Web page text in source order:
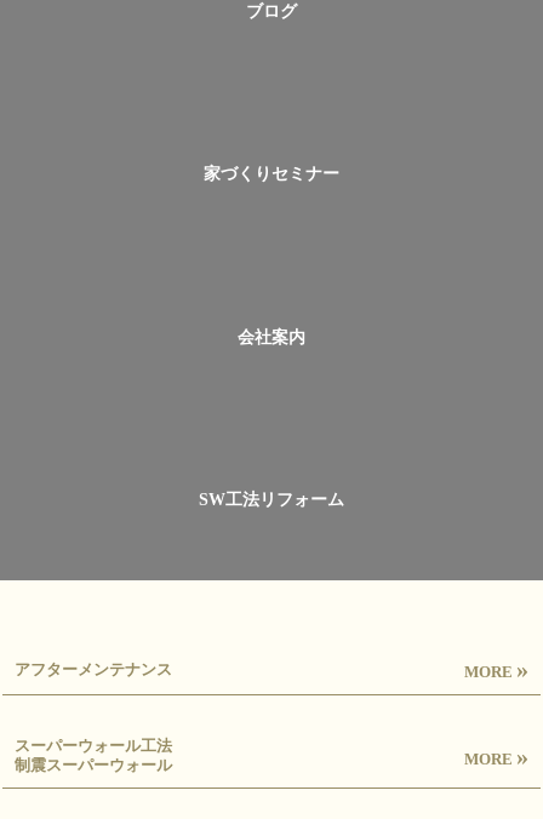
ブログ
家づくりセミナー
会社案内
SW工法リフォーム
アフターメンテナンス MORE »
スーパーウォール工法
制震スーパーウォール
MORE »